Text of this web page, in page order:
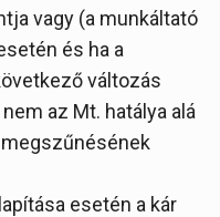
vagy (a munkáltató
és ha a
változás
az Mt. hatálya alá
esetén a kár